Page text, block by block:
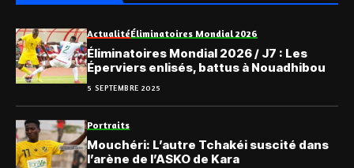
ActualitéÉliminatoires Mondial 2026
Éliminatoires Mondial 2026 / J7 : Les
Éperviers enlisés, battus à Nouadhibou
5 SEPTEMBRE 2025
Portraits
Mouchéri: L’autre Tchakéi suscité dans
l’arène de l’ASKO de Kara